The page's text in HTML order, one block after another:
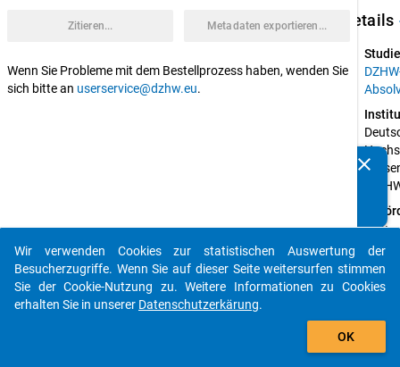
Zitieren... Metadaten exportieren...
Wenn Sie Probleme mit dem Bestellprozess haben, wenden Sie
sich bitte an userservice@dzhw.eu.
Details
von:
für
clear
auto_stories
add_shopping_cart
Wir verwenden Cookies zur statistischen Auswertung der
Besucherzugriffe. Wenn Sie auf dieser Seite weitersurfen stimmen
Sie der Cookie-Nutzung zu. Weitere Informationen zu Cookies
erhalten Sie in unserer Datenschutzerkärung.
OK